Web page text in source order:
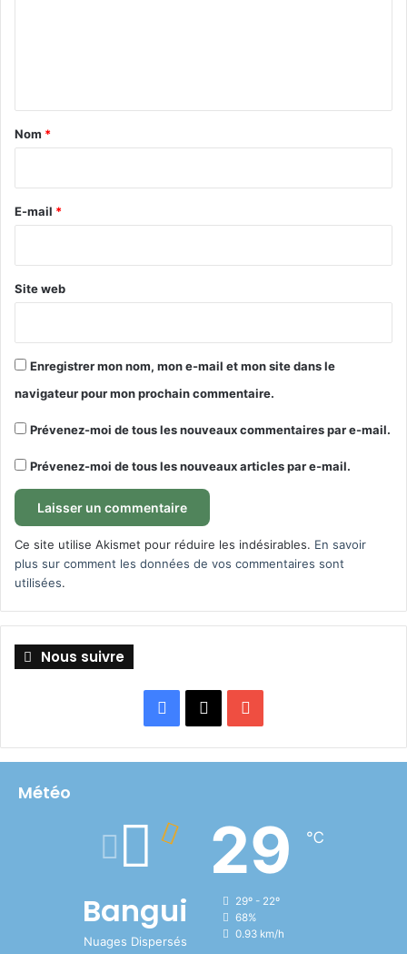
a
e
Nom *
E-mail *
Site web
Enregistrer mon nom, mon e-mail et mon site dans le
navigateur pour mon prochain commentaire.
Prévenez-moi de tous les nouveaux commentaires par e-mail.
Prévenez-moi de tous les nouveaux articles par e-mail.
Ce site utilise Akismet pour réduire les indésirables. En savoir
plus sur comment les données de vos commentaires sont
utilisées.
Nous suivre
Facebook
X
Météo
Bangui
Nuages Dispersés
29 ℃
29º - 22º
68%
0.93 km/h